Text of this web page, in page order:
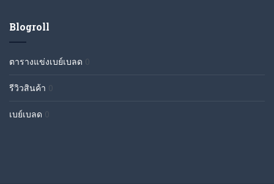
Blogroll
ตารางแข่งเบย์เบลด 0
รีวิวสินค้า 0
เบย์เบลด 0